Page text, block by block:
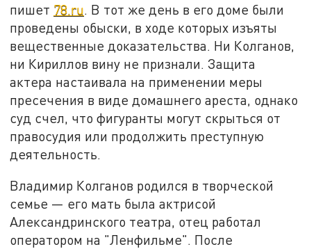
пишет 78.ru . В тот же день в его доме были
проведены обыски, в ходе которых изъяты
вещественные доказательства. Ни Колганов,
ни Кириллов вину не признали. Защита
актера настаивала на применении меры
пресечения в виде домашнего ареста, однако
суд счел, что фигуранты могут скрыться от
правосудия или продолжить преступную
деятельность.
Владимир Колганов родился в творческой
семье — его мать была актрисой
Александринского театра, отец работал
оператором на "Ленфильме". После